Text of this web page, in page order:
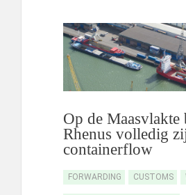
Op de Maasvlakte
Rhenus volledig
containerflow
FORWARDING CUSTOMS